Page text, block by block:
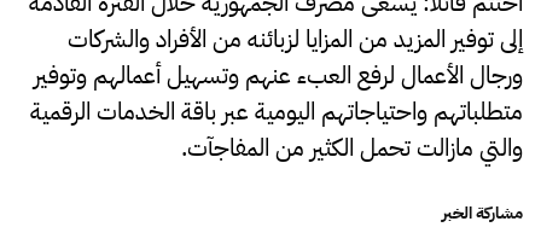
إلى توفير المزيد من المزايا لزبائنه من الأفراد والشركات
ورجال الأعمال لرفع العبء عنهم وتسهيل أعمالهم وتوفير
متطلباتهم واحتياجاتهم اليومية عبر باقة الخدمات الرقمية
والتي مازالت تحمل الكثير من المفاجآت.
مشاركة الخبر